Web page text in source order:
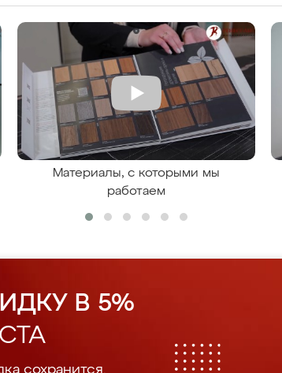
Материалы, с которыми мы
работаем
В 5%
сохранится.